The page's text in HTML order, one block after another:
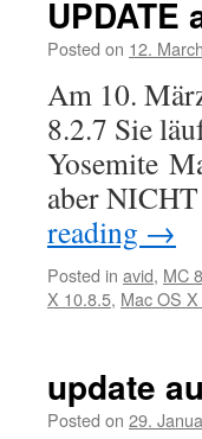
UPDATE
Posted on 12.
Am 10.
8.2.7 Sie
Yosemite
aber
reading →
Posted in avid, MC
X 10.8.5, Mac OS
update
Posted on 29.